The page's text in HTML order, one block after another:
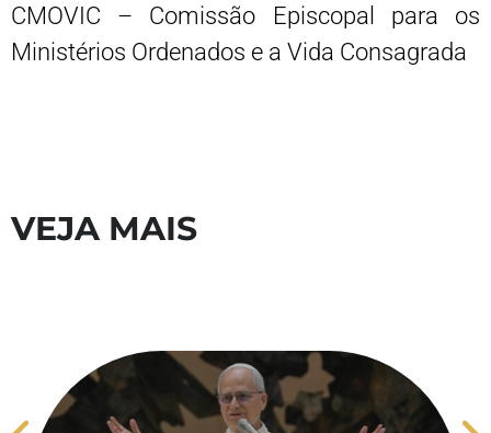
CMOVIC – Comissão Episcopal para os
Ministérios Ordenados e a Vida Consagrada
VEJA MAIS